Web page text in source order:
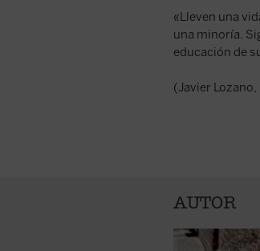
«Lleven una
una minoría.
educación de
(Javier
AUTOR